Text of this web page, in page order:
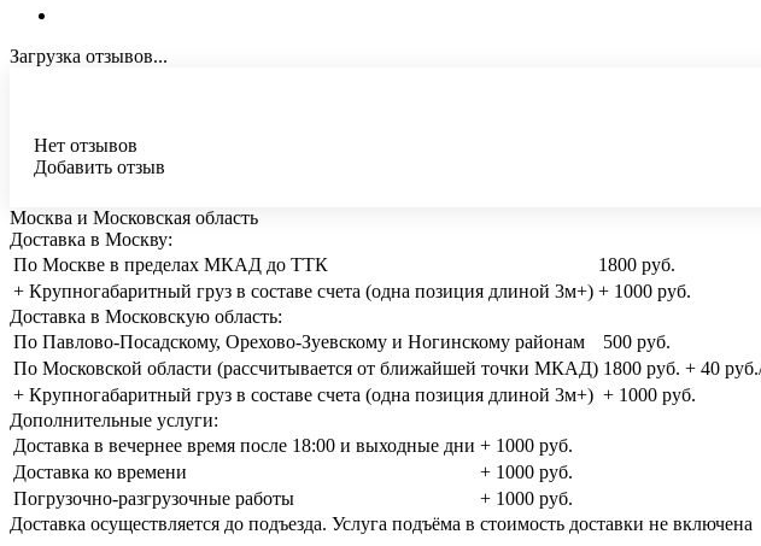
Загрузка отзывов...
Нет отзывов
Добавить отзыв
Москва и Московская область
Доставка в Москву:
По Москве в пределах МКАД до ТТК
1800 руб.
+ Крупногабаритный груз в составе счета (одна позиция длиной 3м+) + 1000 руб.
Доставка в Московскую область:
По Павлово-Посадскому, Орехово-Зуевскому и Ногинскому районам
500 руб.
По Московской области (рассчитывается от ближайшей точки МКАД) 1800 руб. + 40
+ Крупногабаритный груз в составе счета (одна позиция длиной 3м+) + 1000 руб.
Дополнительные услуги:
Доставка в вечернее время после 18:00 и выходные дни + 1000 руб.
Доставка ко времени
+ 1000 руб.
Погрузочно-разгрузочные работы
+ 1000 руб.
Доставка осуществляется до подъезда. Услуга подъёма в стоимость доставки не включена